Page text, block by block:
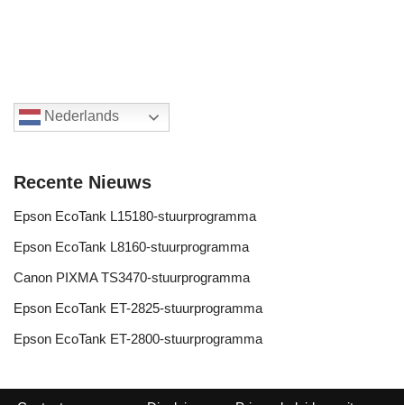
Nederlands
Recente Nieuws
Epson EcoTank L15180-stuurprogramma
Epson EcoTank L8160-stuurprogramma
Canon PIXMA TS3470-stuurprogramma
Epson EcoTank ET-2825-stuurprogramma
Epson EcoTank ET-2800-stuurprogramma